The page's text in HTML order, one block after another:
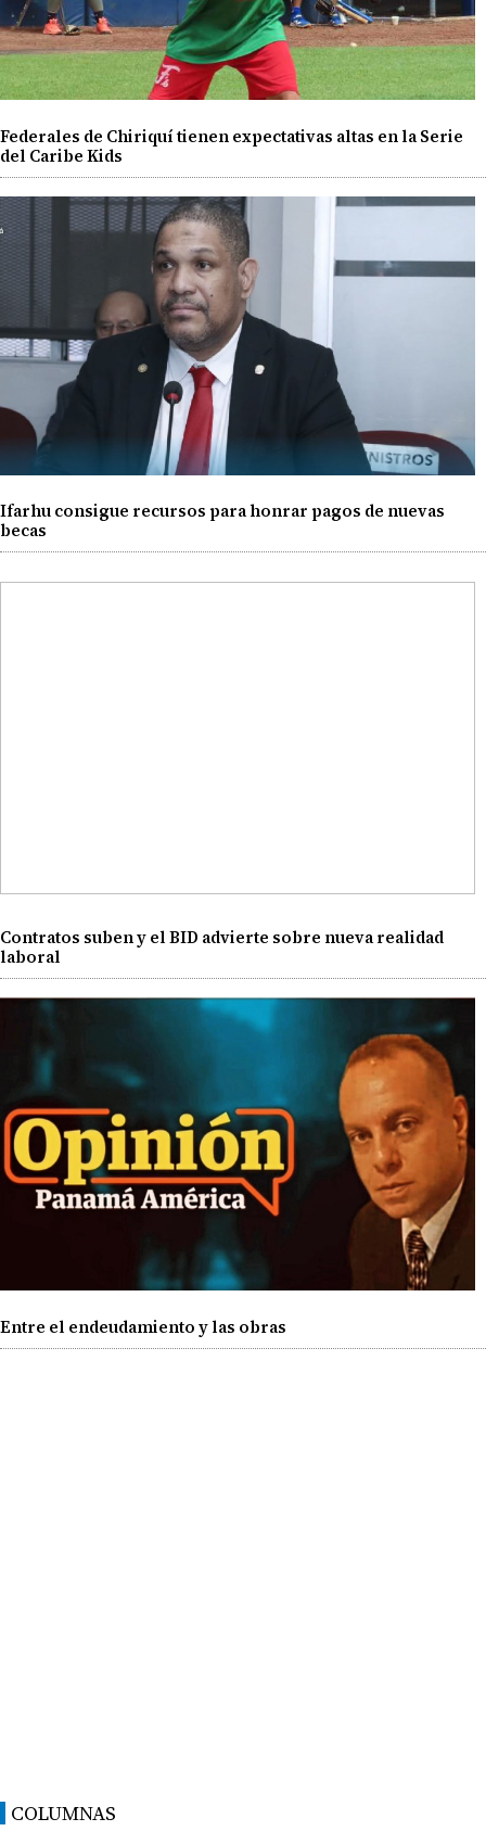
Federales de Chiriquí tienen expectativas altas en la Serie
del Caribe Kids
Ifarhu consigue recursos para honrar pagos de nuevas
becas
Contratos suben y el BID advierte sobre nueva realidad
laboral
Entre el endeudamiento y las obras
COLUMNAS